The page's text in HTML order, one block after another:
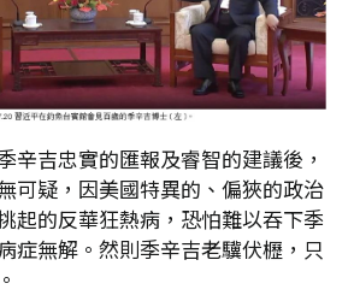
辛吉忠實的匯報及睿智的建議後，
可疑，因美國特異的、偏狹的政治
起的反華狂熱病，恐怕難以吞下季
症無解。然則季辛吉老驥伏櫪，只